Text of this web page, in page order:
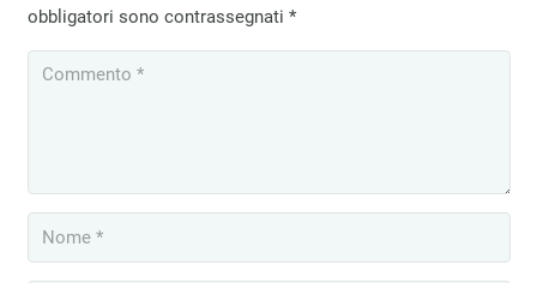
obbligatori sono contrassegnati *